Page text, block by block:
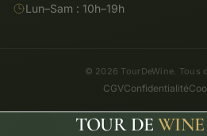
Lun–Sam : 10h–19h
© 2026 TourDeWine. Tous
CGVConfidentialité
TOUR DE WINE